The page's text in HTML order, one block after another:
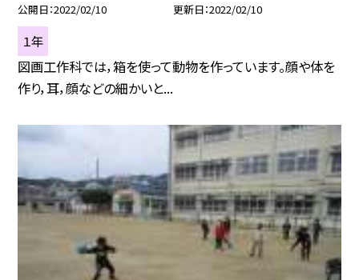
公開日 2022/02/10 更新日 2022/02/10
１年
図画工作科では，箱を使って動物を作っています。顔や体を
作り，耳，顔などの細かいと...